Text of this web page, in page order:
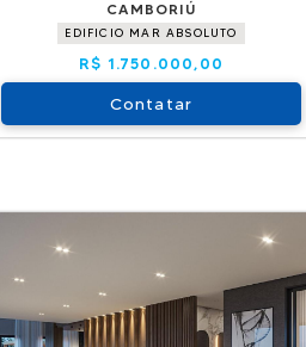
CAMBORIÚ
EDIFICIO MAR ABSOLUTO
R$ 1.750.000,00
Contatar